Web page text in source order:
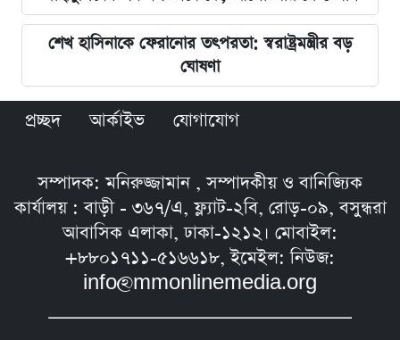
শেখ হাসিনাকে ফেরানোর তৎপরতা: স্বরাষ্ট্রমন্ত্রীর বড়
ঘোষণা
প্রচ্ছদ আর্কাইভ যোগাযোগ
সম্পাদক: মনিরুজ্জামান , সম্পাদকীয় ও বানিজ্যিক
কার্যালয় : বাড়ী - ৩৬৭/এ, ফ্ল্যাট-২বি, রোড়-০৯, বসুন্ধরা
আবাসিক এলাকা, ঢাকা-১২১২। মোবাইল:
+৮৮০১৭১১-৫১৬৬১৮, ইমেইল: নিউজ:
info@mmonlinemedia.org